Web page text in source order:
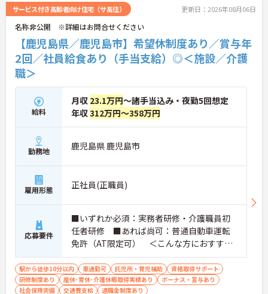
て世代のキャリアを強力に支援します。◆働きなが
ら成長！資格取得を最大10万円補助 多職種連携で専
門知識が磨けるチームケア実践 頑張りやスキルが給
与・役職にしっかり反映。 明確なキャリアパス制度
が整っている環境で、 目標を持って長く活躍できま
す！
サービス付き高齢者向け住宅（サ高住） 更新日：2026年08月06日
名称非公開 ※詳細はお問合せください
【鹿児島県／鹿児島市】希望休制度あり／賞与年
2回／社員給食あり（手当支給）◎＜施設／介護
職＞
給料
月収 23.1万円～諸手当込み・夜勤5回想定
年収312万円～358万円
勤務地 鹿児島県 鹿児島市
雇用形態 正社員(正職員)
応募要件
■いずれか必須：実務者研修・介護職員初
任者研修 ■あれば尚可：普通自動車運転
免許（AT限定可） ＜こんな方におすすめ
＞ワークライフバランスを大切にしたいと
お考えの方、入居者様それぞれに合わせ
た、温かいケアを提供したい方、これまで
駅から徒歩10分以内 車通勤可 託児所・育児補助
資格取得サポート
研修制度あり
産休･育休･介護休暇取得実績あり
ボーナス・賞与あり
社会保険完備
交通費支給 退職金制度あり